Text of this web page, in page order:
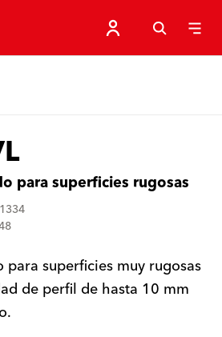
para superficies rugosas
para superficies muy rugosas
de perfil de hasta 10 mm